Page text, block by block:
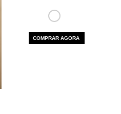
COMPRAR AGORA